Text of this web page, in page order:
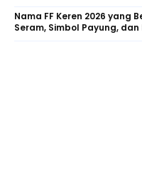
Nama FF Keren 2026 yang
Seram, Simbol Payung,